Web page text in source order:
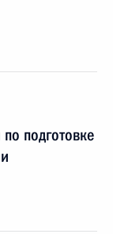
подготовке